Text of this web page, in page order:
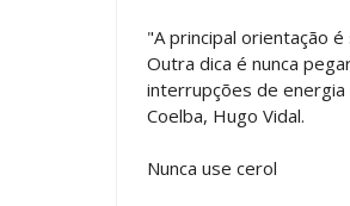
"A principal orientação
Outra dica é nunca
interrupções de
Coelba, Hugo Vidal.
Nunca use cerol